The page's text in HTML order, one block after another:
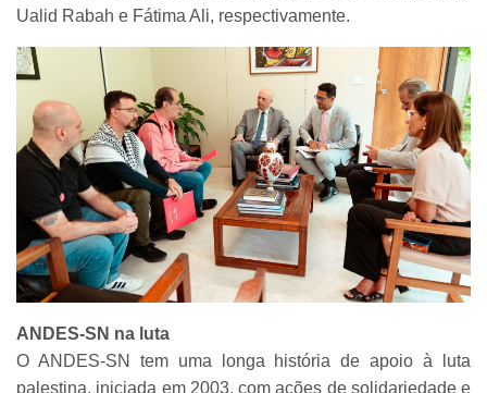
Ualid Rabah e Fátima Ali, respectivamente.
ANDES-SN na luta
O ANDES-SN tem uma longa história de apoio à luta
palestina, iniciada em 2003, com ações de solidariedade e